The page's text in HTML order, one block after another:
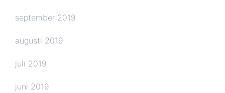
september 2019
augusti 2019
juli 2019
juni 2019